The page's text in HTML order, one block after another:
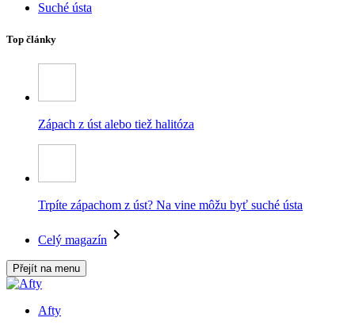
Suché ústa
Top články
Zápach z úst alebo tiež halitóza
Trpíte zápachom z úst? Na vine môžu byť suché ústa
Celý magazín
Přejít na menu
Afty